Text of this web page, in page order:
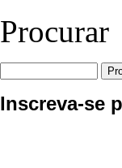
Procurar
Inscreva-se